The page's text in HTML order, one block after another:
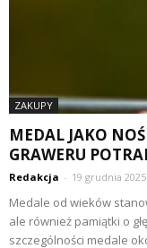
ZAKUPY
MEDAL JAKO
GRAWERU
Redakcja - 19 grudnia 2025
Medale od wieków
ale również pamiątki o
szczególności medale